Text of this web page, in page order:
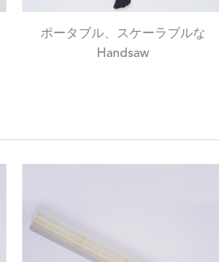
ポータブル、スケーラブルな
Handsaw